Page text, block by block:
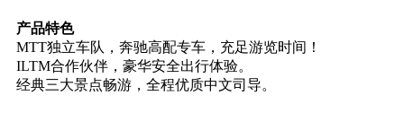
产品特色
MTT独立车队，奔驰高配专车，充足游览时间！
ILTM合作伙伴，豪华安全出行体验。
经典三大景点畅游，全程优质中文司导。